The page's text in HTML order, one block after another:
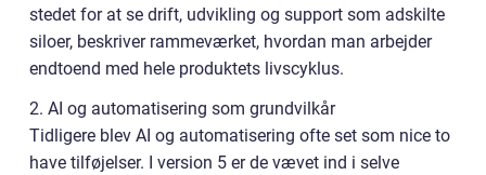
stedet for at se drift, udvikling og support som adskilte
siloer, beskriver rammeværket, hvordan man arbejder
endtoend med hele produktets livscyklus.
2. AI og automatisering som grundvilkår
Tidligere blev AI og automatisering ofte set som nice to
have tilføjelser. I version 5 er de vævet ind i selve